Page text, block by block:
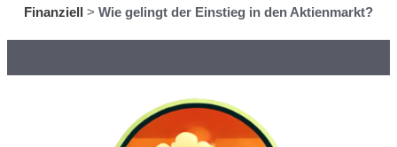
Finanziell > Wie gelingt der Einstieg in den Aktienmarkt?